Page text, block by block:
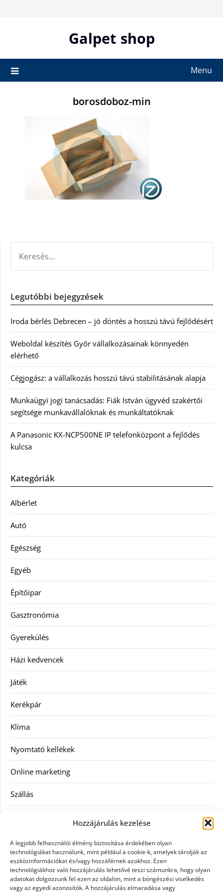
Hozzájárulás kezelése
A legjobb felhasználói élmény biztosítása érdekében olyan
technológiákat használunk, mint például a cookie-k, amelyek tárolják az
eszközinformációkat és/vagy hozzáférnek azokhoz. Ezen
technológiákhoz való hozzájárulás lehetővé teszi számunkra, hogy olyan
adatokat dolgozzunk fel ezen az oldalon, mint a böngészési viselkedés
vagy az egyedi azonosítók. A hozzájárulás elmaradása vagy
Galpet shop
Menu
borosdoboz-min
Legutóbbi bejegyzések
Iroda bérlés Debrecen – jó döntés a hosszú távú fejlődésért
Weboldal készítés Győr vállalkozásainak könnyedén
elérhető
Cégjogász: a vállalkozás hosszú távú stabilitásának alapja
Munkaügyi jogi tanácsadás: Fiák István ügyvéd szakértői
segítsége munkavállalóknak és munkáltatóknak
A Panasonic KX-NCP500NE IP telefonközpont a fejlődés
kulcsa
Kategóriák
Albérlet
Autó
Egészség
Egyéb
Építőipar
Gasztronómia
Gyerekülés
Házi kedvencek
Játék
Kerékpár
Klíma
Nyomtató kellékek
Online marketing
Szállás
Szellőztető
Szolgáltatás
Táskák